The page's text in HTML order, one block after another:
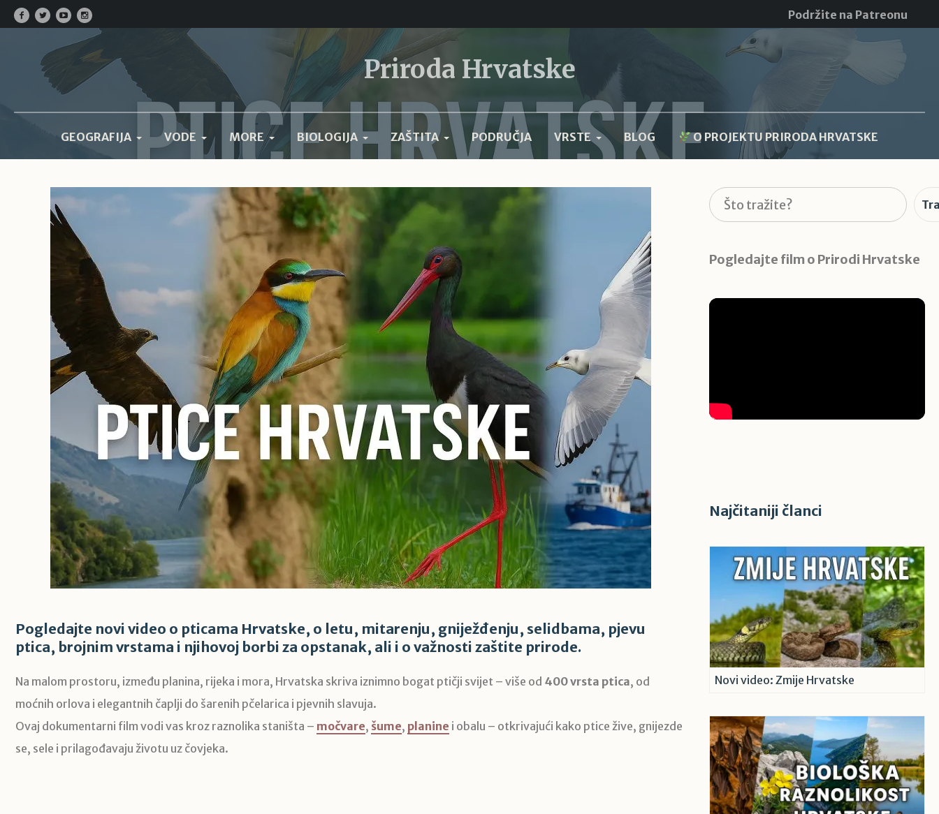
Podržite na Patreonu
Priroda Hrvatske
GEOGRAFIJA VODE MORE BIOLOGIJA ZAŠTITA PODRUČJA VRSTE BLOG O PROJEKTU PRIRODA HRVATSKE
Pogledajte novi video o pticama Hrvatske, o letu, mitarenju, gniježđenju, selidbama, pjevu
ptica, brojnim vrstama i njihovoj borbi za opstanak, ali i o važnosti zaštite prirode.
Na malom prostoru, između planina, rijeka i mora, Hrvatska skriva iznimno bogat ptičji svijet – više od 400 vrsta ptica, od
moćnih orlova i elegantnih čaplji do šarenih pčelarica i pjevnih slavuja.
Ovaj dokumentarni film vodi vas kroz raznolika staništa – močvare, šume, planine i obalu – otkrivajući kako ptice žive, gnijezde
se, sele i prilagođavaju životu uz čovjeka.
Pretraga
Pogledajte film o Prirodi Hrvatske
Najčitaniji članci
Novi video: Zmije Hrvatske